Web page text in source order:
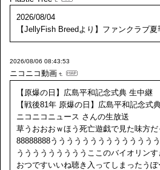
2026/08/04
【JellyFish Breedより】ファンクラブ
2026/08/06 08:43:53
ニコニコ動画
【原爆の日】広島平和記念式典 生中継
【戦後81年 原爆の日】広島平和記念式
ニコニコニュース さんの生放送
草うおおおｗほう死亡遊戯で見た味方だ
88888888ううううううううううううう
うううううううううここのバイオリン
おつですいいね聴き入ってしまったう